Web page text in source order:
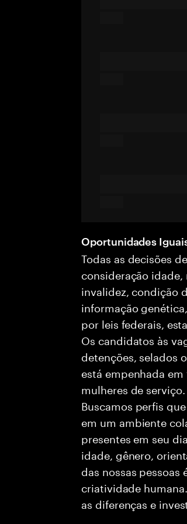
Oportunidades
Todas as decisões
consideração
invalidez, condição
informação
por leis federais,
Os candidatos às
detenções, selados
está empenhada
mulheres de serviço.
Buscamos perfis
em um ambiente
presentes em seu
idade, gênero,
das nossas
criatividade
as diferenças e